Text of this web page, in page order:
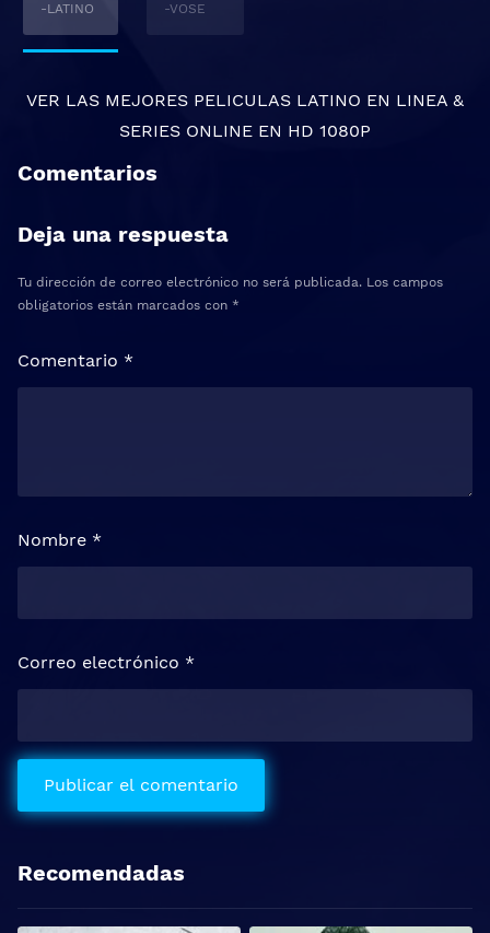
-LATINO
-VOSE
VER LAS MEJORES PELICULAS LATINO EN LINEA &
SERIES ONLINE EN HD 1080P
Comentarios
Deja una respuesta
Tu dirección de correo electrónico no será publicada. Los campos
obligatorios están marcados con *
Comentario *
Nombre *
Correo electrónico *
Recomendadas